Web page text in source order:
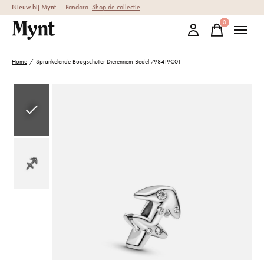
Nieuw bij Mynt — Pandora. Shop de collectie
0items
Home / Sprankelende Boogschutter Dierenriem Bedel 798419C01